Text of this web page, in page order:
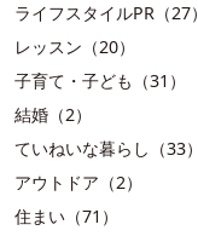
ライフスタイルPR（27）
レッスン（20）
子育て・子ども（31）
結婚（2）
ていねいな暮らし（33）
アウトドア（2）
住まい（71）